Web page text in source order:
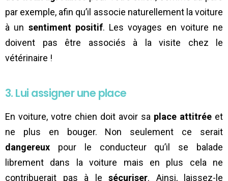
par exemple, afin qu’il associe naturellement la voiture
à un sentiment positif. Les voyages en voiture ne
doivent pas être associés à la visite chez le
vétérinaire !
3. Lui assigner une place
En voiture, votre chien doit avoir sa place attitrée et
ne plus en bouger. Non seulement ce serait
dangereux pour le conducteur qu’il se balade
librement dans la voiture mais en plus cela ne
contribuerait pas à le sécuriser. Ainsi, laissez-le